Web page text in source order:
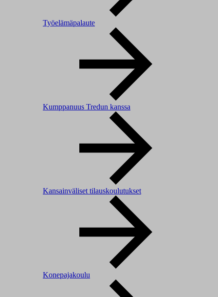
Työelämäpalaute
Kumppanuus Tredun kanssa
Kansainväliset tilauskoulutukset
Konepajakoulu